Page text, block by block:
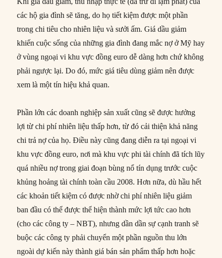
các hộ gia đình sẽ tăng, do họ tiết kiệm được một phần
trong chi tiêu cho nhiên liệu và sưởi ấm. Giá dầu giảm
khiến cuộc sống của những gia đình đang mắc nợ ở Mỹ hay
ở vùng ngoại vi khu vực đồng euro dễ dàng hơn chứ không
phải ngược lại. Do đó, mức giá tiêu dùng giảm nên được
xem là một tín hiệu khả quan.
Phần lớn các doanh nghiệp sản xuất cũng sẽ được hưởng
lợi từ chi phí nhiên liệu thấp hơn, từ đó cải thiện khả năng
chi trả nợ của họ. Điều này cũng đang diễn ra tại ngoại vi
khu vực đồng euro, nơi mà khu vực phi tài chính đã tích lũy
quá nhiều nợ trong giai đoạn bùng nổ tín dụng trước cuộc
khủng hoảng tài chính toàn cầu 2008. Hơn nữa, dù hầu hết
các khoản tiết kiệm có được nhờ chi phí nhiên liệu giảm
ban đầu có thể được thể hiện thành mức lợi tức cao hơn
(cho các công ty – NBT), nhưng dần dần sự cạnh tranh sẽ
buộc các công ty phải chuyển một phần nguồn thu lớn
ngoài dự kiến này thành giá bán sản phẩm thấp hơn hoặc